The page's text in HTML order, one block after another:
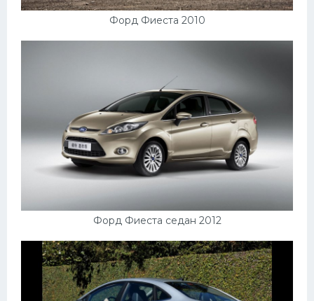
Форд Фиеста 2010
Форд Фиеста седан 2012